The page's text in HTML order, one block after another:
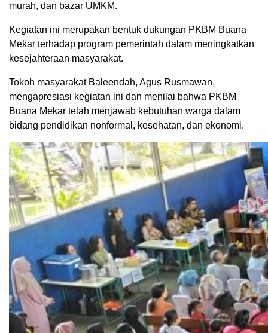
murah, dan bazar UMKM.
Kegiatan ini merupakan bentuk dukungan PKBM Buana
Mekar terhadap program pemerintah dalam meningkatkan
kesejahteraan masyarakat.
Tokoh masyarakat Baleendah, Agus Rusmawan,
mengapresiasi kegiatan ini dan menilai bahwa PKBM
Buana Mekar telah menjawab kebutuhan warga dalam
bidang pendidikan nonformal, kesehatan, dan ekonomi.